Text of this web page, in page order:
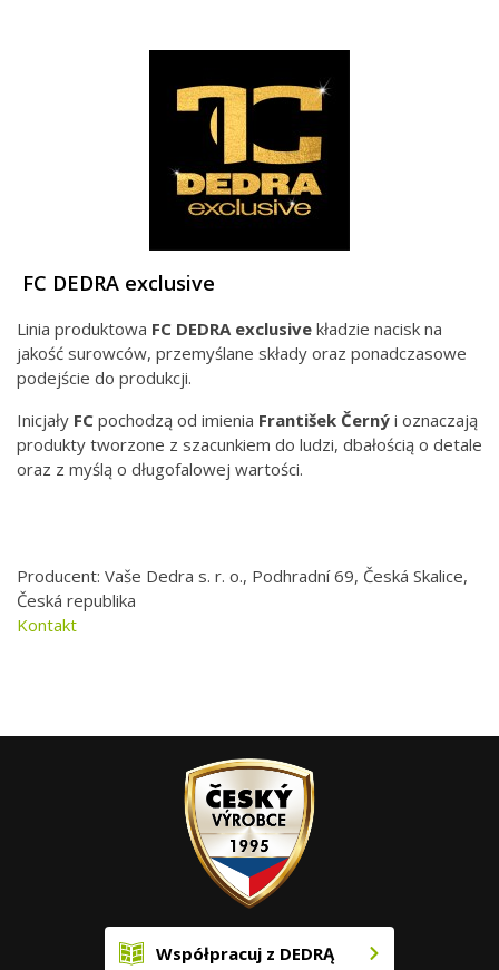
FC DEDRA exclusive
Linia produktowa FC DEDRA exclusive kładzie nacisk na
jakość surowców, przemyślane składy oraz ponadczasowe
podejście do produkcji.
Inicjały FC pochodzą od imienia František Černý i oznaczają
produkty tworzone z szacunkiem do ludzi, dbałością o detale
oraz z myślą o długofalowej wartości.
Producent: Vaše Dedra s. r. o., Podhradní 69, Česká Skalice,
Česká republika
Kontakt
Współpracuj z DEDRĄ